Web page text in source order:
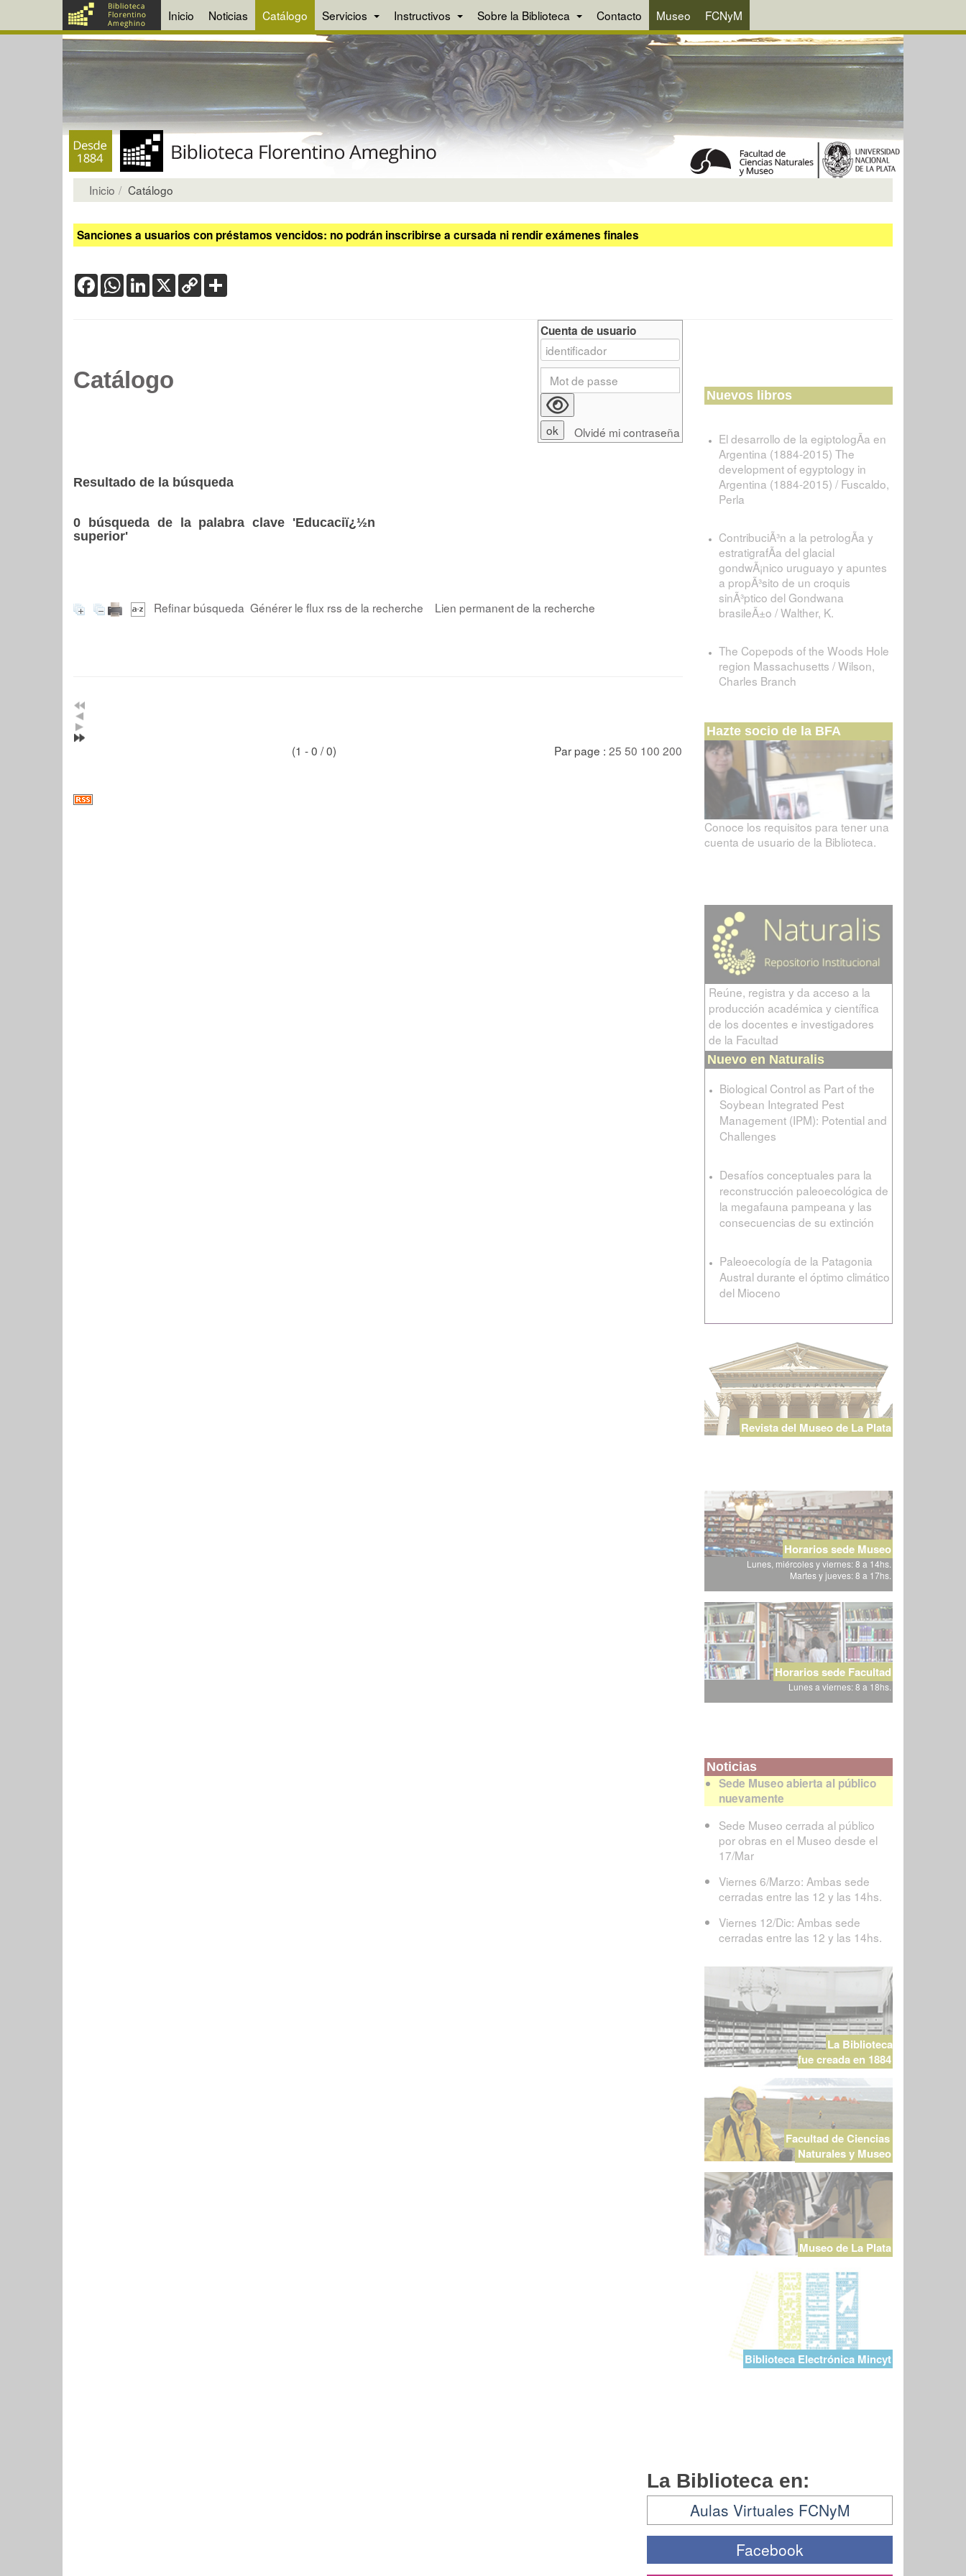
Inicio Noticias Catálogo Servicios Instructivos Sobre la Biblioteca Contacto Museo FCNyM
Inicio Catálogo
Sanciones a usuarios con préstamos vencidos: no podrán inscribirse a cursada ni rendir exámenes finales
FacebookWhatsApp
LinkedIn
X Copy
Link
Catálogo
Resultado de la búsqueda
0 búsqueda de la palabra clave 'Educaciï¿½n
superior'
Refinar búsqueda Générer le flux rss de la recherche Lien permanent de la recherche
(1 - 0 / 0) Par page : 25 50 100 200
Cuenta de usuario
Olvidé mi contraseña
Nuevos libros
El desarrollo de la egiptologÃ­a en
Argentina (1884-2015) The
development of egyptology in
Argentina (1884-2015) / Fuscaldo,
Perla
ContribuciÃ³n a la petrologÃ­a y
estratigrafÃ­a del glacial
gondwÃ¡nico uruguayo y apuntes
a propÃ³sito de un croquis
sinÃ³ptico del Gondwana
brasileÃ±o / Walther, K.
The Copepods of the Woods Hole
region Massachusetts / Wilson,
Charles Branch
Hazte socio de la BFA
Conoce los requisitos para tener una
cuenta de usuario de la Biblioteca.
Reúne, registra y da acceso a la
producción académica y científica
de los docentes e investigadores
de la Facultad
Nuevo en Naturalis
Biological Control as Part of the
Soybean Integrated Pest
Management (IPM): Potential and
Challenges
Desafíos conceptuales para la
reconstrucción paleoecológica de
la megafauna pampeana y las
consecuencias de su extinción
Paleoecología de la Patagonia
Austral durante el óptimo climático
del Mioceno
Revista del Museo de La Plata
Horarios sede Museo
Lunes, miércoles y viernes: 8 a 14hs.
Martes y jueves: 8 a 17hs.
Horarios sede Facultad
Lunes a viernes: 8 a 18hs.
Noticias
Sede Museo abierta al público
nuevamente
Sede Museo cerrada al público
por obras en el Museo desde el
17/Mar
Viernes 6/Marzo: Ambas sede
cerradas entre las 12 y las 14hs.
Viernes 12/Dic: Ambas sede
cerradas entre las 12 y las 14hs.
La Biblioteca
fue creada en 1884
Facultad de Ciencias
Naturales y Museo
Museo de La Plata
Biblioteca Electrónica Mincyt
La Biblioteca en:
Aulas Virtuales FCNyM
Facebook